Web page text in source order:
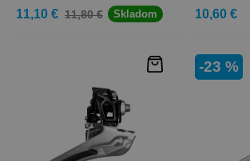
11,10 € 11,80 € Skladom 10,60 €
-23 %